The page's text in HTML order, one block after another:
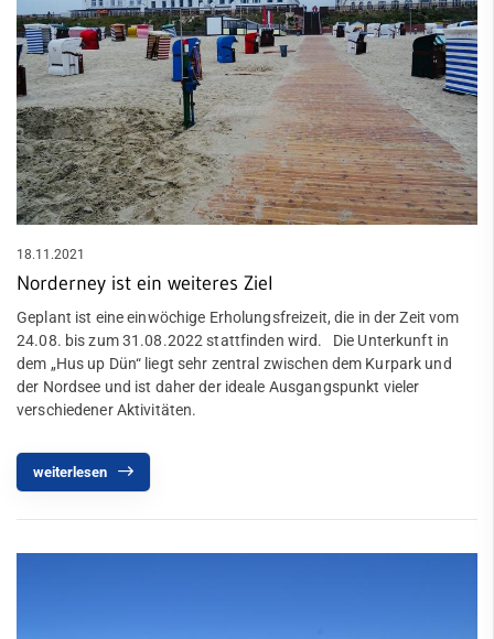
18.11.2021
Norderney ist ein weiteres Ziel
Geplant ist eine einwöchige Erholungsfreizeit, die in der Zeit vom
24.08. bis zum 31.08.2022 stattfinden wird. Die Unterkunft in
dem „Hus up Dün“ liegt sehr zentral zwischen dem Kurpark und
der Nordsee und ist daher der ideale Ausgangspunkt vieler
verschiedener Aktivitäten.
weiterlesen